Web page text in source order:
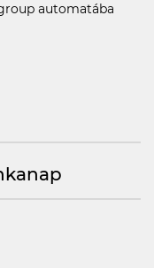
automatába